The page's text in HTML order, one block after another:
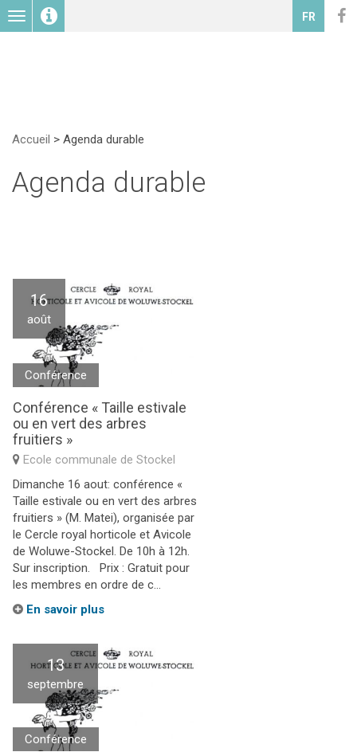
Toggle
navigation
FR
Accueil > Agenda durable
Agenda durable
16
août
Conférence
Conférence « Taille estivale
ou en vert des arbres
fruitiers »
Ecole communale de Stockel
Dimanche 16 aout: conférence «
Taille estivale ou en vert des arbres
fruitiers » (M. Matei), organisée par
le Cercle royal horticole et Avicole
de Woluwe-Stockel. De 10h à 12h.
Sur inscription. Prix : Gratuit pour
les membres en ordre de c...
En savoir plus
13
septembre
Conférence